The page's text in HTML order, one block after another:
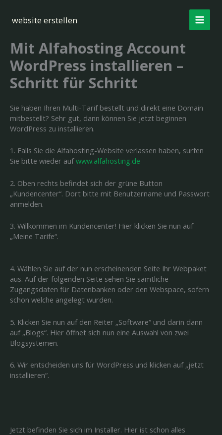
springen
website erstellen
Mit Alfahosting Account
WordPress installieren –
Schritt für Schritt
Sie haben Ihren Multi-Tarif bestellt und direkt eine Domain
mitbestellt? Sehr gut, dann können Sie jetzt beginnen
WordPress zu installieren.
1. Falls Sie die Alfahosting-Website verlassen haben, surfen
Sie bitte wieder aufwww.alfahosting.de
2. Oben rechts befindet sich der grüne Button
„Kundencenter“. Dort bitte mit Benutzername und Passwort
anmelden.
3. Willkommen im Kundencenter! Hier klicken Sie nun auf
„Meine Tarife“.
4. Wählen Sie auf der nun erscheinenden Seite Ihr Webpaket
aus. Auf der folgenden Seite sehen Sie sämtliche
Zugangsdaten für Datenbanken oder den Webspace, sofern
schon welche angelegt wurden.
5. Klicken Sie nun auf den Reiter „Software“ und darin dann
auf „Blogs“. Hier öffnet sich nun eine Auswahl von zwei
Blogsystemen.
6. Wir entscheiden uns für WordPress und klicken auf „jetzt
installieren“.
Jetzt befinden Sie sich im Installer. Hier ist schon alles